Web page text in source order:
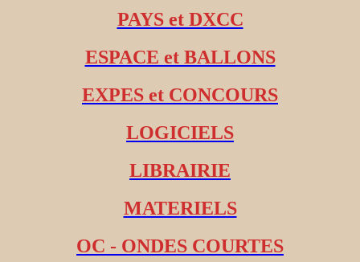
PAYS et DXCC
ESPACE et BALLONS
EXPES et CONCOURS
LOGICIELS
LIBRAIRIE
MATERIELS
OC - ONDES COURTES